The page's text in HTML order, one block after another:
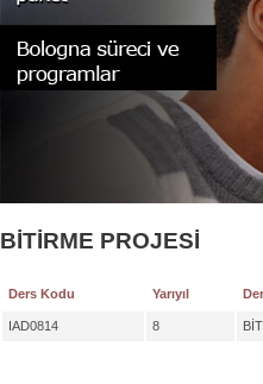
BİTİRME PROJESİ
Ders Kodu Yarıyıl
IAD0814 8